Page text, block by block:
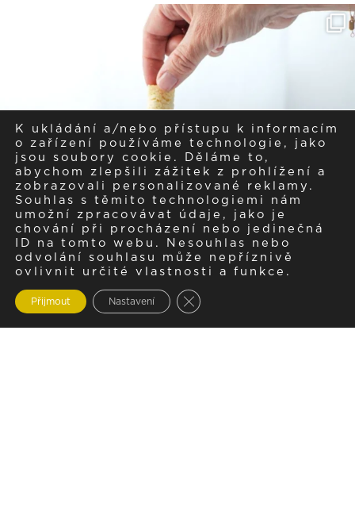
K ukládání a/nebo přístupu k informacím
o zařízení používáme technologie, jako
jsou soubory cookie. Děláme to,
abychom zlepšili zážitek z prohlížení a
zobrazovali personalizované reklamy.
Souhlas s těmito technologiemi nám
umožní zpracovávat údaje, jako je
chování při procházení nebo jedinečná
ID na tomto webu. Nesouhlas nebo
odvolání souhlasu může nepříznivě
ovlivnit určité vlastnosti a funkce.
Přijmout Nastavení Zavřít cookie lištu GDPR